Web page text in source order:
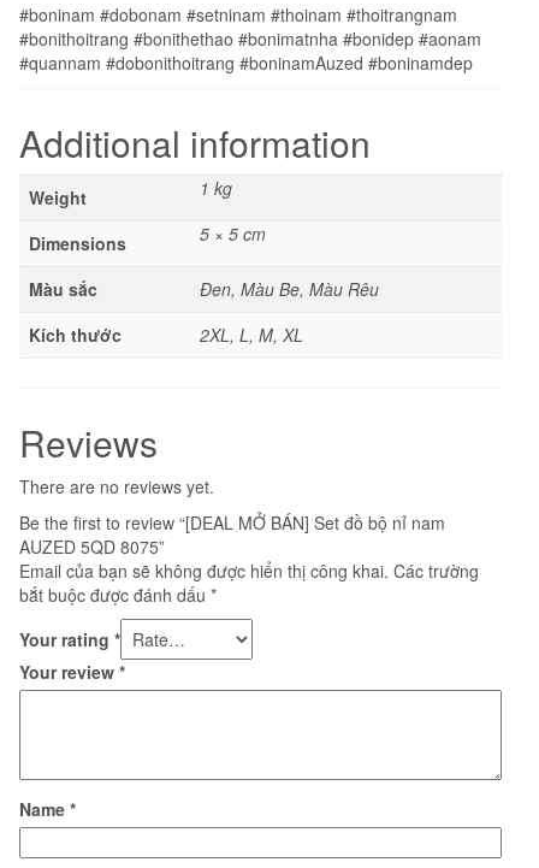
#boninam #dobonam #setninam #thoinam #thoitrangnam
#bonithoitrang #bonithethao #bonimatnha #bonidep #aonam
#quannam #dobonithoitrang #boninamAuzed #boninamdep
Additional information
Weight 1 kg
Dimensions 5 × 5 cm
Màu sắc
Đen, Màu Be, Màu Rêu
Kích thước
2XL, L, M, XL
Reviews
There are no reviews yet.
Be the first to review “[DEAL MỞ BÁN] Set đồ bộ nỉ nam
AUZED 5QD 8075”
Email của bạn sẽ không được hiển thị công khai. Các trường
bắt buộc được đánh dấu *
Your rating *
Your review *
Name *